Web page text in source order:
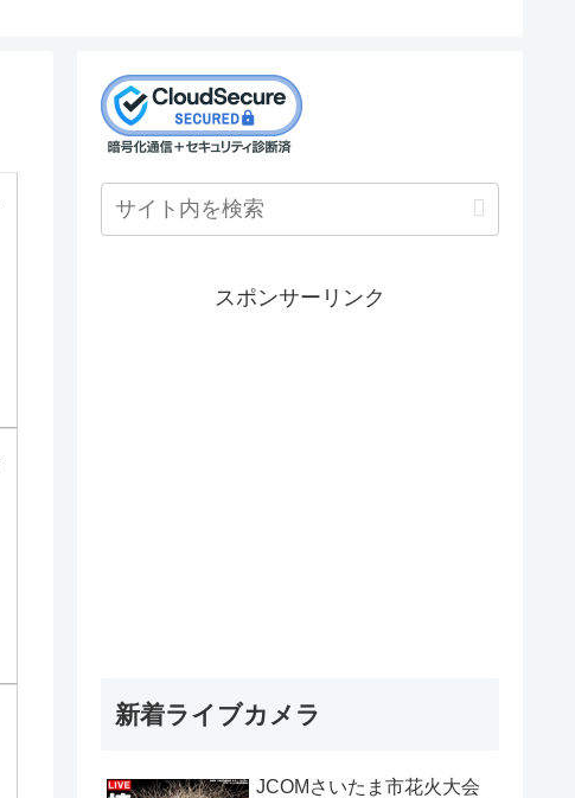
スポンサーリンク
新着ライブカメラ
JCOMさいたま市花火大会